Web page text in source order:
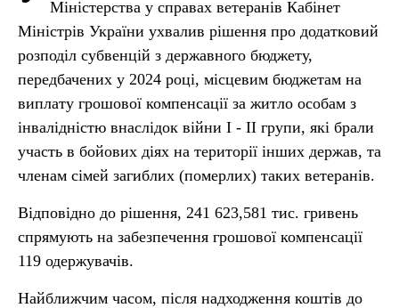
Міністерства у справах ветеранів Кабінет
Міністрів України ухвалив рішення про додатковий
розподіл субвенцій з державного бюджету,
передбачених у 2024 році, місцевим бюджетам на
виплату грошової компенсації за житло особам з
інвалідністю внаслідок війни I - II групи, які брали
участь в бойових діях на території інших держав, та
членам сімей загиблих (померлих) таких ветеранів.
Відповідно до рішення, 241 623,581 тис. гривень
спрямують на забезпечення грошової компенсації
119 одержувачів.
Найближчим часом, після надходження коштів до